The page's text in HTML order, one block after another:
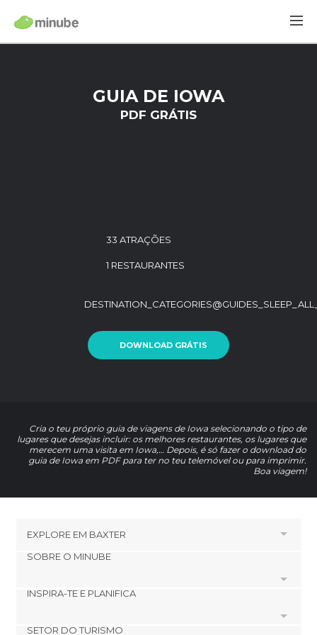
GUIA DE IOWA
PDF GRÁTIS
33 ATRAÇÕES
1 RESTAURANTES
DOWNLOAD GRÁTIS
Cria o teu próprio guia de viagens de Iowa selecionando o tipo de
lugares que desejas incluir: os melhores restaurantes, os lugares que
merecem uma visita em Iowa,… Depois, é só fazer o download do
guia de Iowa em PDF para ter no teu telemóvel ou para imprimir.
Boa viagem!
EXPLORE EM BAXTER
Hotéis em Melbourne
Hotéis em Marshalltown
SOBRE O MINUBE
Cookies
INSPIRA-TE E PLANIFICA
SETOR DO TURISMO